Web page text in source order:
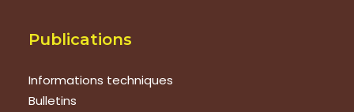
Publications
Informations techniques
Bulletins